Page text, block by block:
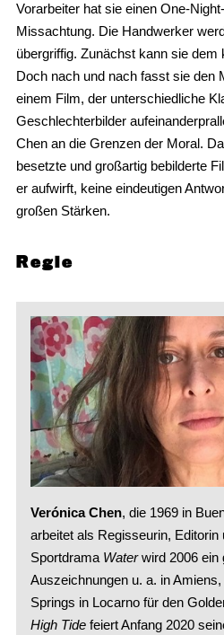
Vorarbeiter hat sie einen One-
Missachtung. Die Handwerker
übergriffig. Zunächst kann sie dem
Doch nach und nach fasst sie den
einem Film, der unterschiedliche
Geschlechterbilder
Chen an die Grenzen der Moral.
besetzte und großartig bebilderte
er aufwirft, keine eindeutigen
großen Stärken.
Regie
Verónica Chen, die 1969 in
arbeitet als Regisseurin,
Sportdrama Waterwird 2006 ein
Auszeichnungen u. a. in
Springs in Locarno für den
High Tidefeiert Anfang 2020